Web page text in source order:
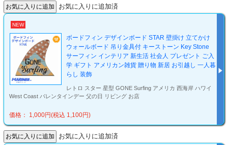
お気に入りに追加済
NEW
ボードフィン デザインボード STAR 壁掛け 立てかけ
ウォールボード 吊り金具付 キーストーン Key Stone
サーフィン インテリア 新生活 社会人 プレゼント ご入
学 ギフト アメリカン雑貨 贈り物 新居 お引越し 一人暮
らし 装飾
レトロ スター 星型 GONE Surfing アメリカ 西海岸 ハワイ
West Coast バレンタインデー 父の日 リビング お店
価格： 1,000円(税込 1,100円)
お気に入りに追加済